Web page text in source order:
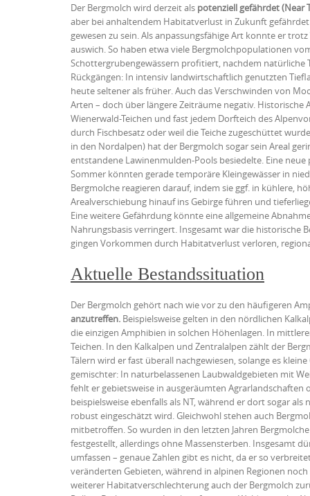
Der Bergmolch wird derzeit als potenziell gefährdet (Near
aber bei anhaltendem Habitatverlust in Zukunft
gewesen zu sein. Als anpassungsfähige Art konnte er
auswich. So haben etwa viele Bergmolchpopulationen
Schottergrubengewässern profitiert, nachdem natürliche
Rückgängen: In intensiv landwirtschaftlich genutzten
heute seltener als früher. Auch das Verschwinden von
Arten – doch über längere Zeiträume negativ. Historische
Wienerwald-Teichen und fast jedem Dorfteich des
durch Fischbesatz oder weil die Teiche zugeschüttet
in den Nordalpen) hat der Bergmolch sogar sein Areal
entstandene Lawinenmulden-Pools besiedelte. Eine
Sommer könnten gerade temporäre Kleingewässer in
Bergmolche reagieren darauf, indem sie ggf. in kühlere,
Arealverschiebung hinauf ins Gebirge führen und
Eine weitere Gefährdung könnte eine allgemeine
Nahrungsbasis verringert. Insgesamt war die historische
gingen Vorkommen durch Habitatverlust verloren,
Aktuelle Bestandssituation
Der Bergmolch gehört nach wie vor zu den häufigeren
anzutreffen. Beispielsweise gelten in den nördlichen
die einzigen Amphibien in solchen Höhenlagen. In
Teichen. In den Kalkalpen und Zentralalpen zählt der
Tälern wird er fast überall nachgewiesen, solange es
gemischter: In naturbelassenen Laubwaldgebieten mit
fehlt er gebietsweise in ausgeräumten Agrarlandschaften
beispielsweise ebenfalls als NT, während er dort sogar
robust eingeschätzt wird. Gleichwohl stehen auch
mitbetroffen. So wurden in den letzten Jahren
festgestellt, allerdings ohne Massensterben. Insgesamt
umfassen – genaue Zahlen gibt es nicht, da er so
veränderten Gebieten, während in alpinen Regionen
weiterer Habitatverschlechterung auch der Bergmolch